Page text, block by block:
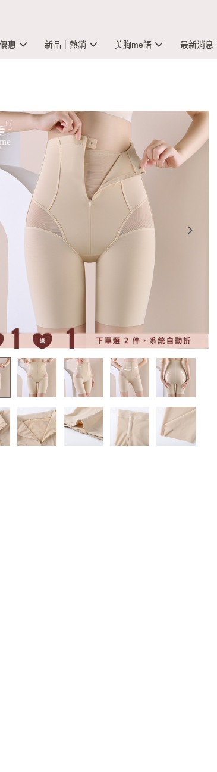
惠 新品｜熱銷 美胸me語 最新消息